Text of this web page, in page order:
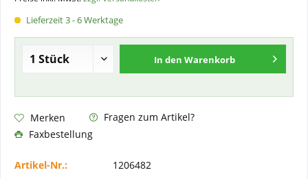
Lieferzeit 3 - 6 Werktage
In den Warenkorb
Merken
Fragen zum Artikel?
Faxbestellung
Artikel-Nr.: 1206482